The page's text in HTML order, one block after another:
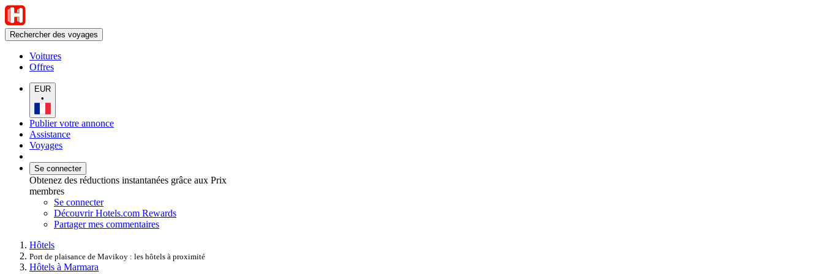
Rechercher des voyages
Voitures
Offres
EUR
•
Publier votre annonce
Assistance
Voyages
Se connecter
Obtenez des réductions instantanées grâce aux Prix
membres
Se connecter
Découvrir Hotels.com Rewards
Partager mes commentaires
Hôtels
Port de plaisance de Mavikoy : les hôtels à proximité
Hôtels à Marmara